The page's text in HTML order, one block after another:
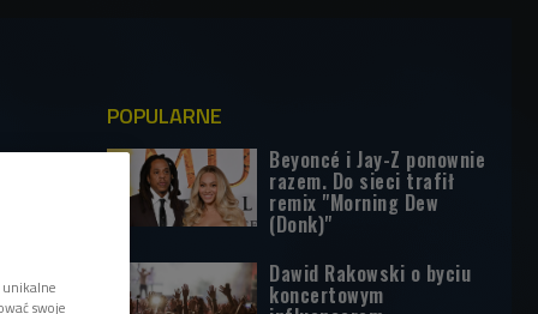
POPULARNE
Beyoncé i Jay-Z ponownie
razem. Do sieci trafił
remix "Morning Dew
(Donk)"
Dawid Rakowski o byciu
koncertowym
swoje